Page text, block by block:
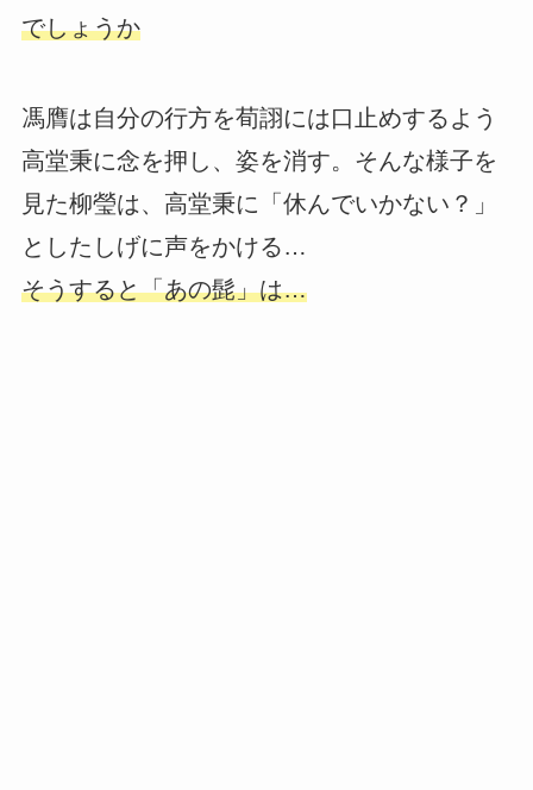
でしょうか
馮膺は自分の行方を荀詡には口止めするよう
高堂秉に念を押し、姿を消す。そんな様子を
見た柳瑩は、高堂秉に「休んでいかない？」
としたしげに声をかける…
そうすると「あの髭」は…